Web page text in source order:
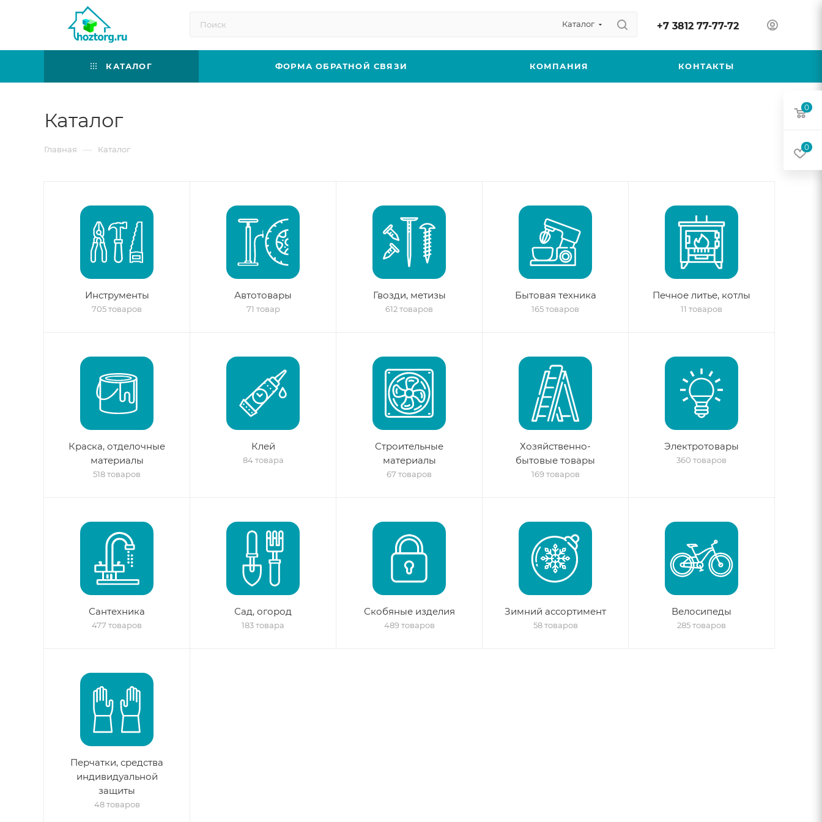
Каталог +7 3812 77-77-72
КАТАЛОГ ФОРМА ОБРАТНОЙ СВЯЗИ КОМПАНИЯ КОНТАКТЫ
Каталог
Главная — Каталог
Инструменты
705 товаров
Автотовары
71 товар
Гвозди, метизы
612 товаров
Бытовая техника
165 товаров
Печное литье, котлы
11 товаров
Краска, отделочные
материалы
518 товаров
Клей
84 товара
Строительные
материалы
67 товаров
Хозяйственно-
бытовые товары
169 товаров
Электротовары
360 товаров
Сантехника
477 товаров
Сад, огород
183 товара
Скобяные изделия
489 товаров
Зимний ассортимент
58 товаров
Велосипеды
285 товаров
Перчатки, средства
индивидуальной
защиты
48 товаров
0
0